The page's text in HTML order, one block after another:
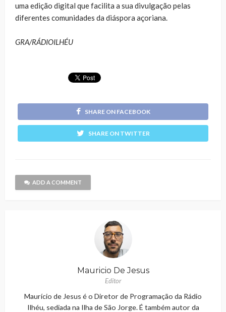
uma edição digital que facilita a sua divulgação pelas
diferentes comunidades da diáspora açoriana.
GRA/RÁDIOILHÉU
SHARE ON FACEBOOK
SHARE ON TWITTER
ADD A COMMENT
Mauricio De Jesus
Editor
Maurício de Jesus é o Diretor de Programação da Rádio
Ilhéu, sediada na Ilha de São Jorge. É também autor da